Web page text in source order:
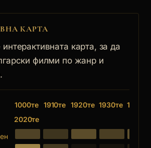
КАРТА
карта, за да
филми по жанр и
1000те 1910те 1920те 1930те 1940те
2020те